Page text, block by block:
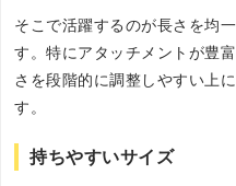
そこで活躍するのが長さを均
す。特にアタッチメントが豊
さを段階的に調整しやすい上
す。
持ちやすいサイズ